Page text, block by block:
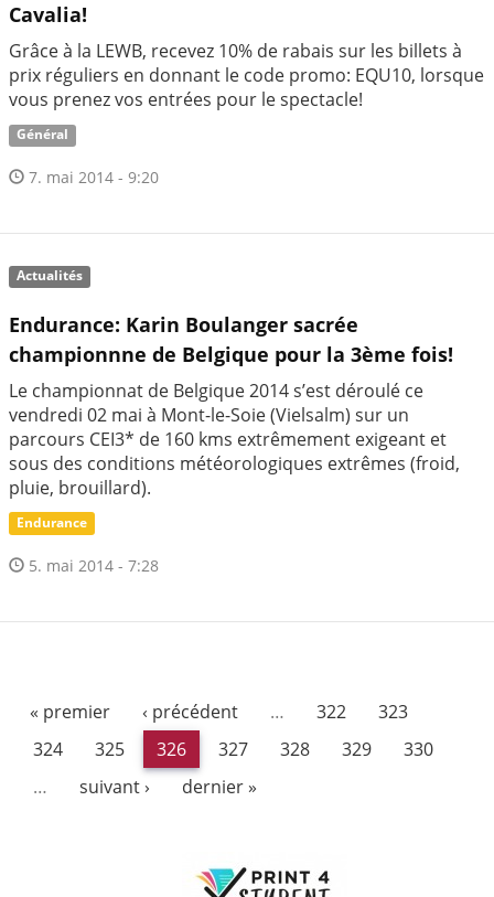
Cavalia!
Grâce à la LEWB, recevez 10% de rabais sur les billets à
prix réguliers en donnant le code promo: EQU10, lorsque
vous prenez vos entrées pour le spectacle!
Général
7. mai 2014 - 9:20
Actualités
Endurance: Karin Boulanger sacrée
championnne de Belgique pour la 3ème fois!
Le championnat de Belgique 2014 s’est déroulé ce
vendredi 02 mai à Mont-le-Soie (Vielsalm) sur un
parcours CEI3* de 160 kms extrêmement exigeant et
sous des conditions météorologiques extrêmes (froid,
pluie, brouillard).
Endurance
5. mai 2014 - 7:28
« premier ‹ précédent … 322
323
324
325 326 327 328 329
330
…
suivant › dernier »